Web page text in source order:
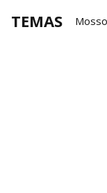
TEMAS